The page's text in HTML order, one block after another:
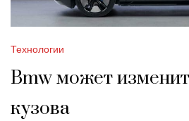
Технологии
Bmw может
кузова